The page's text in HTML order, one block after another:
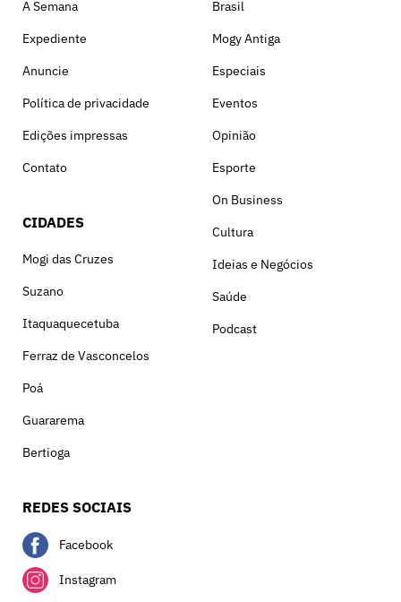
A Semana
Expediente
Anuncie
Política de privacidade
Edições impressas
Contato
CIDADES
Mogi das Cruzes
Suzano
Itaquaquecetuba
Ferraz de Vasconcelos
Poá
Guararema
Bertioga
Brasil
Mogy Antiga
Especiais
Eventos
Opinião
Esporte
On Business
Cultura
Ideias e Negócios
Saúde
Podcast
REDES SOCIAIS
Facebook
Instagram